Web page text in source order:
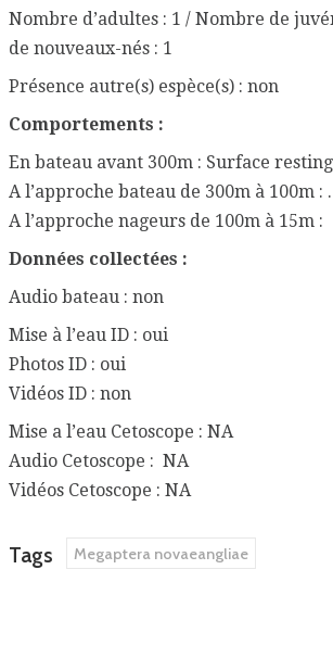
Nombre d’adultes : 1 / Nombre de
de nouveaux-nés : 1
Présence autre(s) espèce(s) : non
Comportements :
En bateau avant 300m : Surface resting
A l’approche bateau de 300m à 100m : .
A l’approche nageurs de 100m à 15m :
Données collectées :
Audio bateau : non
Mise à l’eau ID : oui
Photos ID : oui
Vidéos ID : non
Mise a l’eau Cetoscope : NA
Audio Cetoscope : NA
Vidéos Cetoscope : NA
Tags Megaptera novaeangliae